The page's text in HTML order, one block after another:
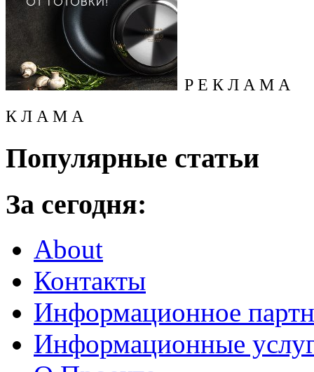
Р Е К Л А М А
К Л А М А
Популярные статьи
За сегодня:
About
Контакты
Информационное
Информационные